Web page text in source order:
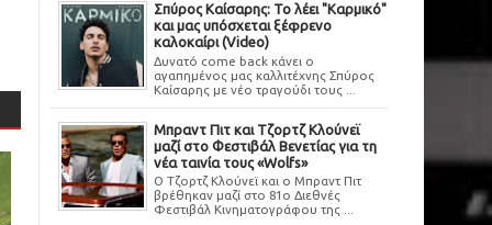
Σπύρος Καίσαρης: Το λέει "Καρμικό"
και μας υπόσχεται ξέφρενο
καλοκαίρι (Video)
Δυνατό come back κάνει ο
αγαπημένος μας καλλιτέχνης Σπύρος
Καίσαρης με νέο τραγούδι τους ...
Μπραντ Πιτ και Τζορτζ Κλούνεϊ
μαζί στο Φεστιβάλ Βενετίας για τη
νέα ταινία τους «Wolfs»
Ο Τζορτζ Κλούνεϊ και ο Μπραντ Πιτ
βρέθηκαν μαζί στο 81ο Διεθνές
Φεστιβάλ Κινηματογράφου της ...